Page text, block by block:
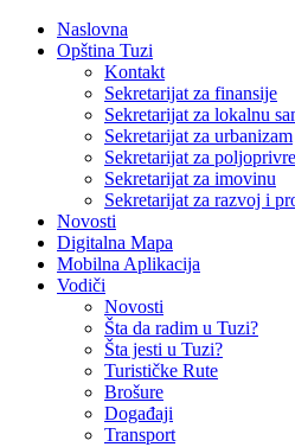
Naslovna
Opština Tuzi
Kontakt
Sekretarijat za finansije
Sekretarijat za lokalnu
Sekretarijat za urbanizam
Sekretarijat za
Sekretarijat za imovinu
Sekretarijat za razvoj i
Novosti
Digitalna Mapa
Mobilna Aplikacija
Vodiči
Novosti
Šta da radim u Tuzi?
Šta jesti u Tuzi?
Turističke Rute
Brošure
Događaji
Transport